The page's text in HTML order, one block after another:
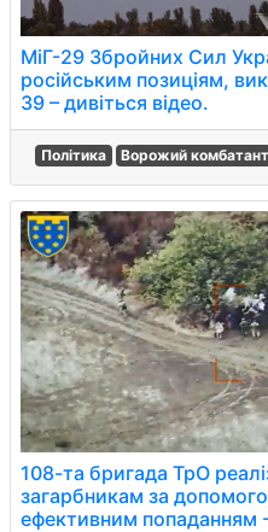
МіГ-29 Збройних Сил
російським позиціям,
39 – дивіться відео.
Політика Ворожий комбатант
108-та бригада ТрО
загарбникам за
ефективним попаданням